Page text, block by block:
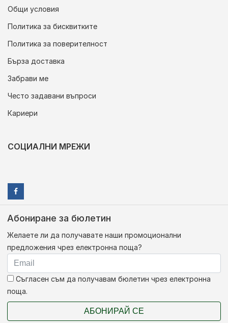
Общи условия
Политика за бисквитките
Политика за поверителност
Бърза доставка
Забрави ме
Често задавани въпроси
Кариери
СОЦИАЛНИ МРЕЖИ
Абониране за бюлетин
Желаете ли да получавате наши промоционални
предложения чрез електронна поща?
Съгласен съм да получавам бюлетин чрез електронна
поща.
АБОНИРАЙ СЕ